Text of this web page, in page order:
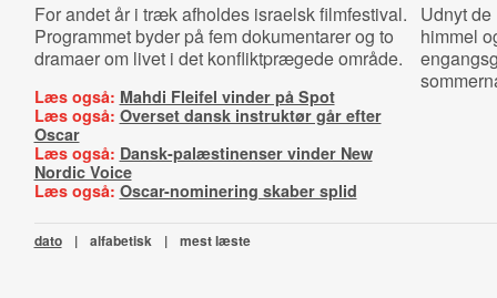
For andet år i træk afholdes israelsk filmfestival.
Programmet byder på fem dokumentarer og to
dramaer om livet i det konfliktprægede område.
Læs også: Mahdi Fleifel vinder på Spot
Læs også: Overset dansk instruktør går efter
Oscar
Læs også: Dansk-palæstinenser vinder New
Nordic Voice
Læs også: Oscar-nominering skaber splid
Udnyt
himmel
dato | alfabetisk | mest læste